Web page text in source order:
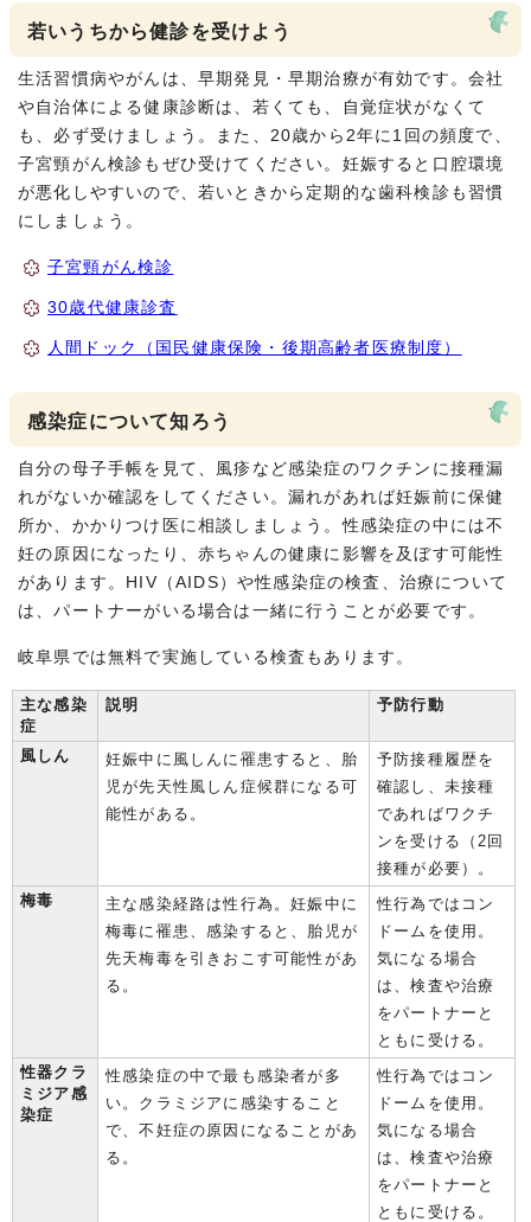
若いうちから健診を受けよう
生活習慣病やがんは、早期発見・早期治療が有効です。会社
や自治体による健康診断は、若くても、自覚症状がなくて
も、必ず受けましょう。また、20歳から2年に1回の頻度で、
子宮頸がん検診もぜひ受けてください。妊娠すると口腔環境
が悪化しやすいので、若いときから定期的な歯科検診も習慣
にしましょう。
子宮頸がん検診
30歳代健康診査
人間ドック（国民健康保険・後期高齢者医療制度）
感染症について知ろう
自分の母子手帳を見て、風疹など感染症のワクチンに接種漏
れがないか確認をしてください。漏れがあれば妊娠前に保健
所か、かかりつけ医に相談しましょう。性感染症の中には不
妊の原因になったり、赤ちゃんの健康に影響を及ぼす可能性
があります。HIV（AIDS）や性感染症の検査、治療について
は、パートナーがいる場合は一緒に行うことが必要です。
岐阜県では無料で実施している検査もあります。
主な感染
症
説明 予防行動
風しん
妊娠中に風しんに罹患すると、胎
児が先天性風しん症候群になる可
能性がある。
予防接種履歴を
確認し、未接種
であればワクチ
ンを受ける（2回
接種が必要）。
梅毒
主な感染経路は性行為。妊娠中に
梅毒に罹患、感染すると、胎児が
先天梅毒を引きおこす可能性があ
る。
性行為ではコン
ドームを使用。
気になる場合
は、検査や治療
をパートナーと
ともに受ける。
性器クラ
ミジア感
染症
性感染症の中で最も感染者が多
い。クラミジアに感染すること
で、不妊症の原因になることがあ
る。
性行為ではコン
ドームを使用。
気になる場合
は、検査や治療
をパートナーと
ともに受ける。